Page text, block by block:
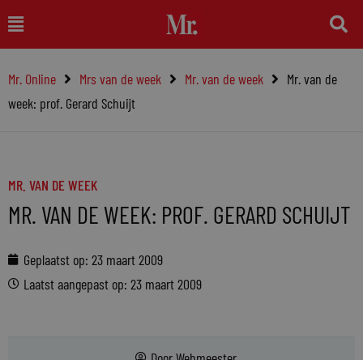
naar
inhoud
Main
Menu
Mr. Online Mrs van de week Mr. van de week
Mr. van de
week: prof. Gerard Schuijt
MR. VAN DE WEEK
MR. VAN DE WEEK: PROF. GERARD SCHUIJT
Geplaatst op: 23 maart 2009
Laatst aangepast op: 23 maart 2009